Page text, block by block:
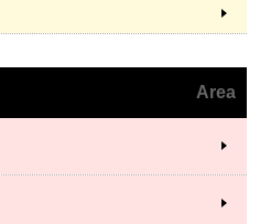
Area